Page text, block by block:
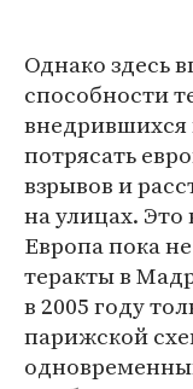
Однако здесь
способности
внедрившихся
потрясать
взрывов и
на улицах. Это
Европа пока
теракты в
в 2005 году
парижской